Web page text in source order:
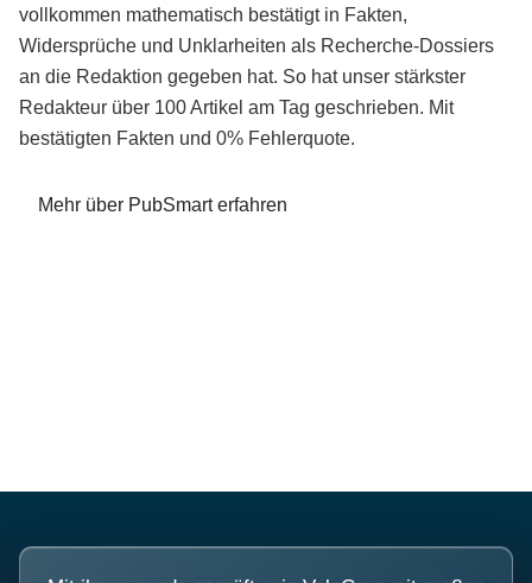
vollkommen mathematisch bestätigt in Fakten,
Widersprüche und Unklarheiten als Recherche-Dossiers
an die Redaktion gegeben hat. So hat unser stärkster
Redakteur über 100 Artikel am Tag geschrieben. Mit
bestätigten Fakten und 0% Fehlerquote.
Mehr über PubSmart erfahren